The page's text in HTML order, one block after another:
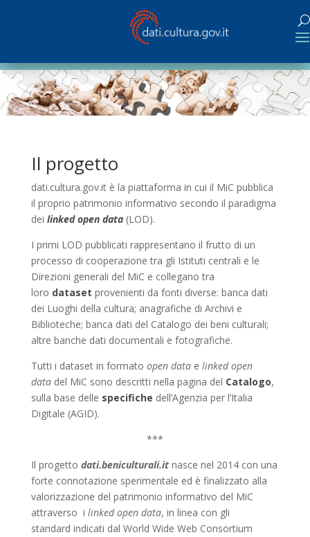
Il progetto
dati.cultura.gov.it è la piattaforma in cui il MiC pubblica
il proprio patrimonio informativo secondo il paradigma
dei linked open data(LOD).
I primi LOD pubblicati rappresentano il frutto di un
processo di cooperazione tra gli Istituti centrali e le
Direzioni generali del MiC e collegano tra
loro dataset provenienti da fonti diverse: banca dati
dei Luoghi della cultura; anagrafiche di Archivi e
Biblioteche; banca dati del Catalogo dei beni culturali;
altre banche dati documentali e fotografiche.
Tutti i dataset in formato open datae linked open
datadel MiC sono descritti nella pagina del Catalogo,
sulla base delle specifiche dell’Agenzia per l’Italia
Digitale (AGID).
***
Il progetto dati.beniculturali.itnasce nel 2014 con una
forte connotazione sperimentale ed è finalizzato alla
valorizzazione del patrimonio informativo del MiC
attraverso i linked open data, in linea con gli
standard indicati dal World Wide Web Consortium